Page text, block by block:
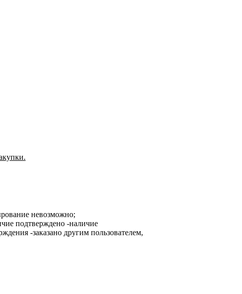
невозможно;
-наличие
-заказано другим пользователем,